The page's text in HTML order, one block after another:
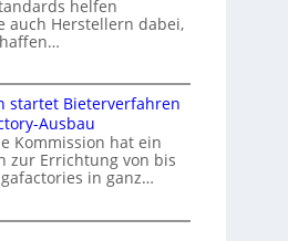
u
s
h
m
e
c
h
r
u
helfen
auch Herstellern dabei,
startet Bieterverfahren
Ausbau
Kommission hat ein
zur Errichtung von bis
in ganz…